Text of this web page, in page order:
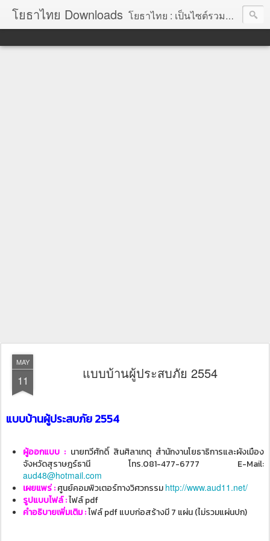
โยธาไทย Downloads โยธาไทย : เป็นไซต์รวมข้อมูลความรู้ สำหรับช่างโยธา นายช่างโยธา วิศวกรโยธา ตลอดจนความรู้สำหรับผู้ที่ปฏิบัติงานในองค์กรปกครองส่วนท้องถิ่น จัดทำโดย นายอภิสิทธิ์ มากสุวรรณ โยธา, โยธาไทย,ช่างโยธา, นายช่างโยธา,วิศวกร, วิศวกรรม, ราคากลาง,หลักเกณฑ์การคำนวณราคากลาง, ราคาวัสดุก่อสร้าง, ราคาพาณิชย์จังหวัด, ค่าขนส่ง, ค่าเสื่อม, ค่าอำนวยการ, ถอดแบบ, ไม้แบบ, วัสดุก่อสร้าง, ค่าแรง, ค่าแรงงาน, ค่าแรงงานคน, ไม้แบบ, การถอดวัสดุ
MAY
11 แบบบ้านผู้ประสบภัย 2554
แบบบ้านผู้ประสบภัย 2554
ผู้ออกแบบ :นายทวีศักดิ์ สินศิลาเกตุ สำนักงานโยธาธิการและผังเมือง
จังหวัดสุราษฎร์ธานี โทร.081-477-6777 E-Mail:
aud48@hotmail.com
เผยแพร่ :ศูนย์คอมพิวเตอร์ทางวิศวกรรม http://www.aud11.net/
รูปแบบไฟล์ :ไฟล์ pdf
คำอธิบายเพิ่มเติม :ไฟล์ pdf แบบก่อสร้างมี 7 แผ่น (ไม่รวมแผ่นปก)